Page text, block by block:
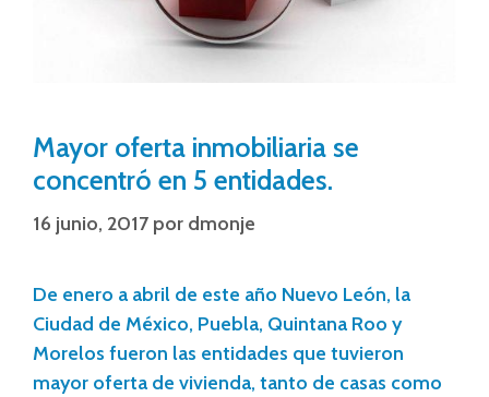
Mayor oferta inmobiliaria se
concentró en 5 entidades.
16 junio, 2017 por dmonje
De enero a abril de este año Nuevo León, la
Ciudad de México, Puebla, Quintana Roo y
Morelos fueron las entidades que tuvieron
mayor oferta de vivienda, tanto de casas como